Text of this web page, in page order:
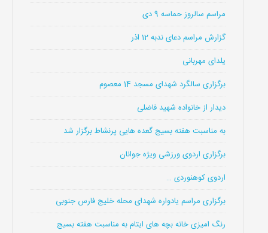
مراسم سالروز حماسه 9 دی
گزارش مراسم دعای ندبه 12 اذر
یلدای مهربانی
برگزاری سالگرد شهدای مسجد 14 معصوم
دیدار از خانواده شهید فاضلی
به مناسبت هفته بسیج گعده هایی پرنشاط برگزار شد
برگزاری اردوی ورزشی ویژه جوانان
اردوی کوهنوردی …
برگزاری مراسم یادواره شهدای محله خلیج فارس جنوبی
رنگ امیزی خانه بچه های ایتام به مناسبت هفته بسیج